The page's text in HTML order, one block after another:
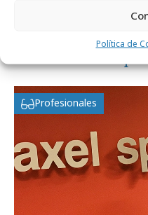
Política de
Miguel Castillo,
Profesionales